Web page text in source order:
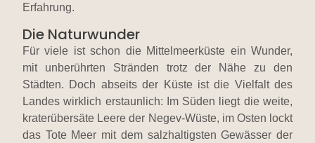
Erfahrung.
Die Naturwunder
Für viele ist schon die Mittelmeerküste ein Wunder,
mit unberührten Stränden trotz der Nähe zu den
Städten. Doch abseits der Küste ist die Vielfalt des
Landes wirklich erstaunlich: Im Süden liegt die weite,
kraterübersäte Leere der Negev-Wüste, im Osten lockt
das Tote Meer mit dem salzhaltigsten Gewässer der